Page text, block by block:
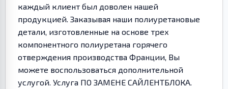
каждый клиент был доволен нашей
продукцией. Заказывая наши полиуретановые
детали, изготовленные на основе трех
компонентного полиуретана горячего
отверждения производства Франции, Вы
можете воспользоваться дополнительной
услугой. Услуга ПО ЗАМЕНЕ САЙЛЕНТБЛОКА.